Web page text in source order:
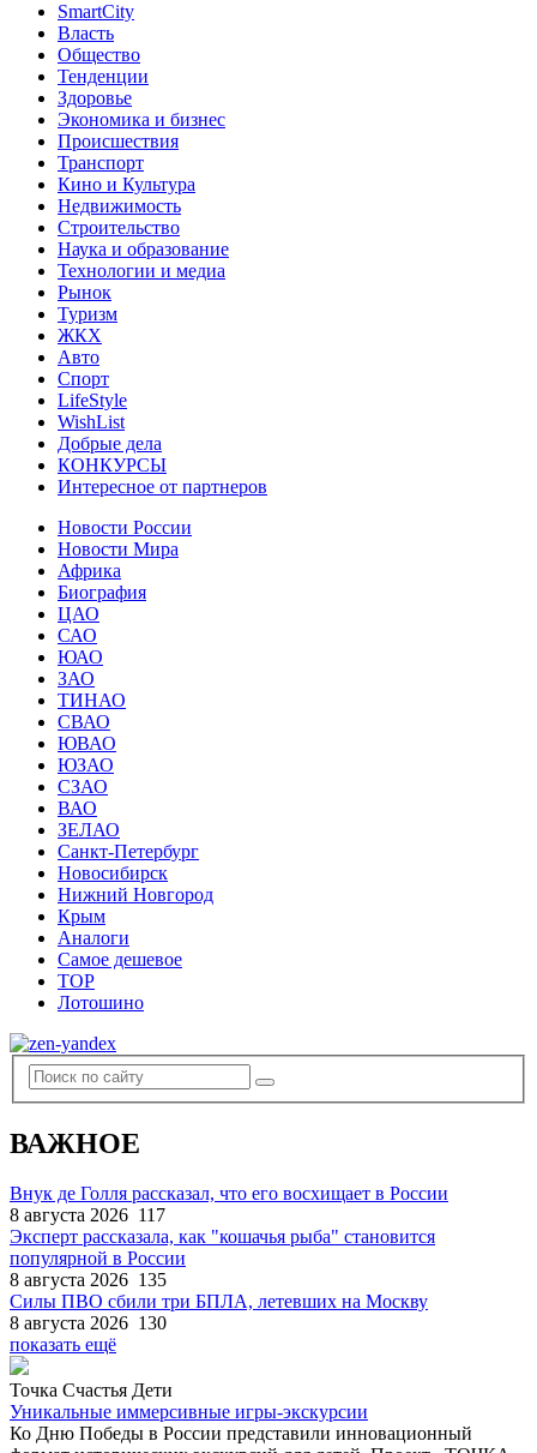
SmartCity
Власть
Общество
Тенденции
Здоровье
Экономика и бизнес
Происшествия
Транспорт
Кино и Культура
Недвижимость
Строительство
Наука и образование
Технологии и медиа
Рынок
Туризм
ЖКХ
Авто
Спорт
LifeStyle
WishList
Добрые дела
КОНКУРСЫ
Интересное от партнеров
Новости России
Новости Мира
Африка
Биография
ЦАО
САО
ЮАО
ЗАО
ТИНАО
СВАО
ЮВАО
ЮЗАО
СЗАО
ВАО
ЗЕЛАО
Санкт-Петербург
Новосибирск
Нижний Новгород
Крым
Аналоги
Самое дешевое
TOP
Лотошино
ВАЖНОЕ
Внук де Голля рассказал, что его восхищает в России
8 августа 2026 117
Эксперт рассказала, как "кошачья рыба" становится
популярной в России
8 августа 2026 135
Силы ПВО сбили три БПЛА, летевших на Москву
8 августа 2026 130
показать ещё
Точка Счастья Дети
Уникальные иммерсивные игры-экскурсии
Ко Дню Победы в России представили инновационный